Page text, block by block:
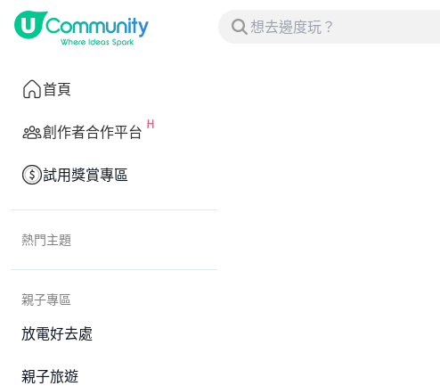
首頁
創作者合作平台
試用獎賞專區
熱門主題
親子專區
放電好去處
親子旅遊